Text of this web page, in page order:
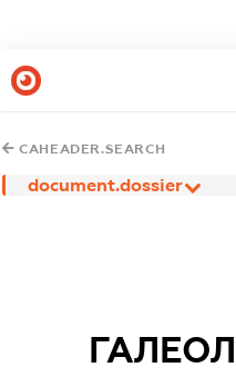
CAHEADER.SEARCH
document.dossier
ГАЛЕОЛ